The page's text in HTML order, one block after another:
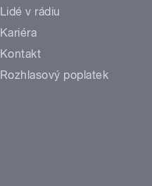
Lidé v rádiu
Kariéra
Kontakt
Rozhlasový poplatek